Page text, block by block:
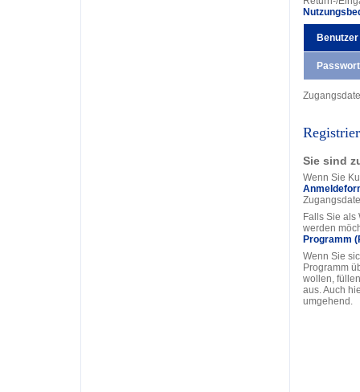
Benutzer
Passwort
Sie sind
Wenn Sie
Falls Sie als
werden
Programm
Wenn Sie
Programm
wollen,
aus. Auch
umgehend.